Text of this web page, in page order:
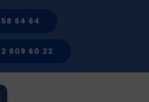
58 64 64
609 60 22